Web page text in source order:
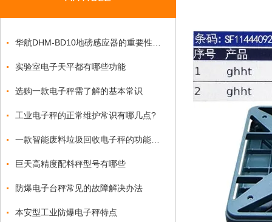
实验室电子天平都有哪些功能
选购一款电子秤需了解的基本常识
工业电子秤的正常维护常识有哪几点?
巨天高精度配料秤型号有哪些
防爆电子台秤常见的故障解决办法
本安型工业防爆电子秤特点